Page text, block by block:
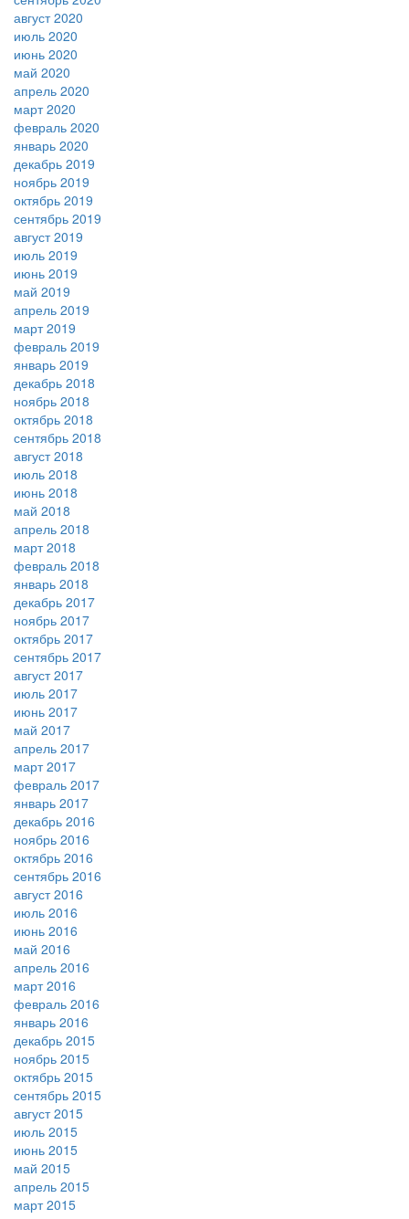
август 2020
июль 2020
июнь 2020
май 2020
апрель 2020
март 2020
февраль 2020
январь 2020
декабрь 2019
ноябрь 2019
октябрь 2019
сентябрь 2019
август 2019
июль 2019
июнь 2019
май 2019
апрель 2019
март 2019
февраль 2019
январь 2019
декабрь 2018
ноябрь 2018
октябрь 2018
сентябрь 2018
август 2018
июль 2018
июнь 2018
май 2018
апрель 2018
март 2018
февраль 2018
январь 2018
декабрь 2017
ноябрь 2017
октябрь 2017
сентябрь 2017
август 2017
июль 2017
июнь 2017
май 2017
апрель 2017
март 2017
февраль 2017
январь 2017
декабрь 2016
ноябрь 2016
октябрь 2016
сентябрь 2016
август 2016
июль 2016
июнь 2016
май 2016
апрель 2016
март 2016
февраль 2016
январь 2016
декабрь 2015
ноябрь 2015
октябрь 2015
сентябрь 2015
август 2015
июль 2015
июнь 2015
май 2015
апрель 2015
март 2015